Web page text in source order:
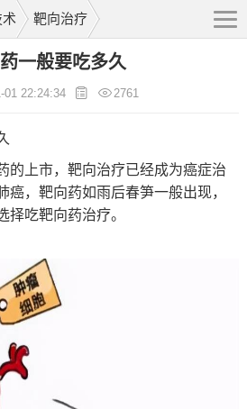
术 靶向治疗
一般要吃多久
01 22:24:34 2761
上市，靶向治疗已经成为癌症治
癌，靶向药如雨后春笋一般出现，
择吃靶向药治疗。